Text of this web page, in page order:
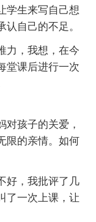
学生来写自己想
自己的不足。
力，我想，在今
堂课后进行一次
对孩子的关爱，
限的亲情。如何
好，我批评了几
了一次上课，让